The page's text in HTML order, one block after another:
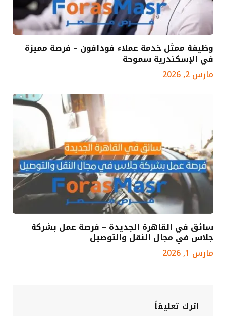
وظيفة ممثل خدمة عملاء فودافون – فرصة مميزة
في الإسكندرية سموحة
مارس 2, 2026
سائق في القاهرة الجديدة – فرصة عمل بشركة
جلاس في مجال النقل والتوصيل
مارس 1, 2026
اترك تعليقاً